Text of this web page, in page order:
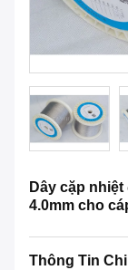
Dây cặp
4.0mm cho
Thông Tin